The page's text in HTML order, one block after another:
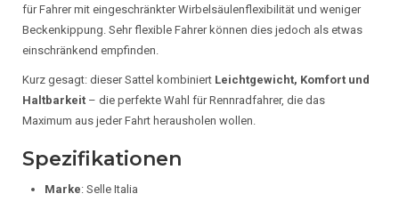
für Fahrer mit eingeschränkter Wirbelsäulenflexibilität und weniger
Beckenkippung. Sehr flexible Fahrer können dies jedoch als etwas
einschränkend empfinden.
Kurz gesagt: dieser Sattel kombiniert Leichtgewicht, Komfort und
Haltbarkeit – die perfekte Wahl für Rennradfahrer, die das
Maximum aus jeder Fahrt herausholen wollen.
Spezifikationen
Marke: Selle Italia